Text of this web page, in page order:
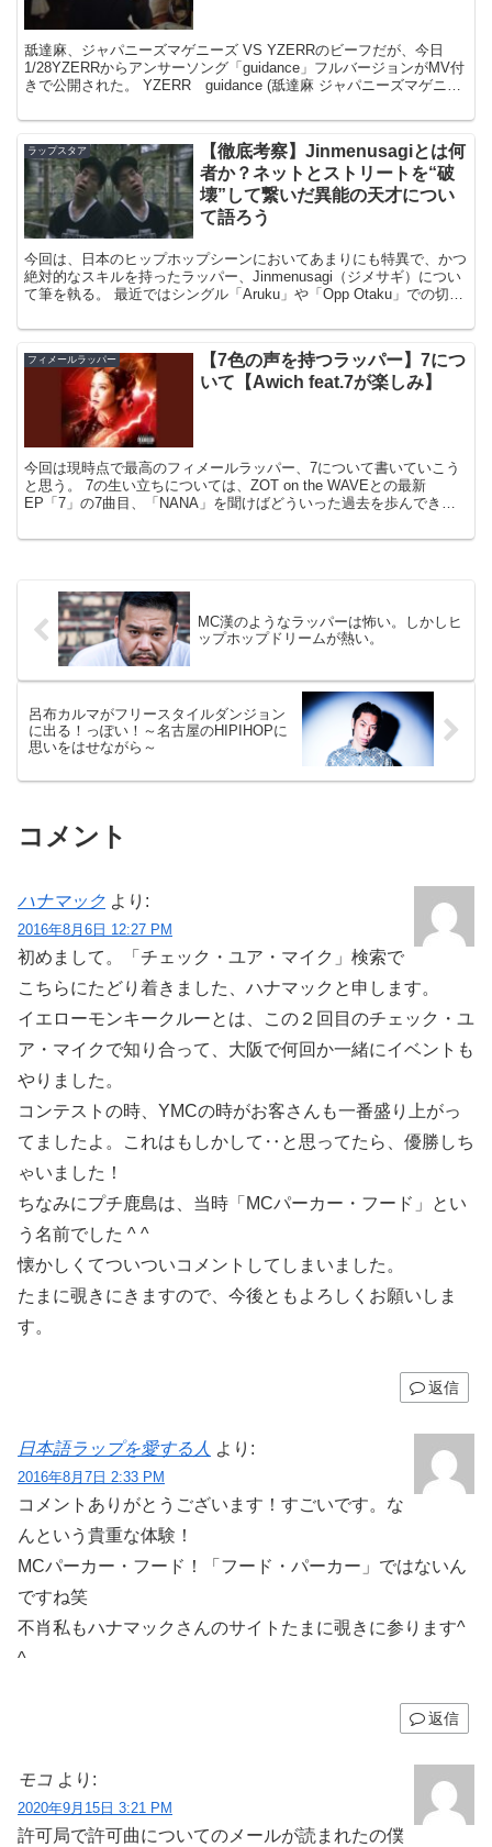
舐達麻、ジャパニーズマゲニーズ VS YZERRのビーフだが、今日
1/28YZERRからアンサーソング「guidance」フルバージョンがMV付
きで公開された。 YZERR guidance (舐達麻 ジャパニーズマゲニー
ラップスタア
【徹底考察】Jinmenusagiとは何
者か？ネットとストリートを“破
壊”して繋いだ異能の天才につい
て語ろう
今回は、日本のヒップホップシーンにおいてあまりにも特異で、かつ
絶対的なスキルを持ったラッパー、Jinmenusagi（ジメサギ）につい
て筆を執る。 最近ではシングル「Aruku」や「Opp Otaku」での切れ
フィメールラッパー
【7色の声を持つラッパー】7につ
いて【Awich feat.7が楽しみ】
今回は現時点で最高のフィメールラッパー、7について書いていこう
と思う。 7の生い立ちについては、ZOT on the WAVEとの最新
EP「7」の7曲目、「NANA」を聞けばどういった過去を歩んできた
MC漢のようなラッパーは怖い。しかしヒ
ップホップドリームが熱い。
呂布カルマがフリースタイルダンジョン
に出る！っぽい！～名古屋のHIPIHOPに
思いをはせながら～
コメント
ハナマック より:
2016年8月6日 12:27 PM
初めまして。「チェック・ユア・マイク」検索で
こちらにたどり着きました、ハナマックと申します。
イエローモンキークルーとは、この２回目のチェック・ユ
ア・マイクで知り合って、大阪で何回か一緒にイベントも
やりました。
コンテストの時、YMCの時がお客さんも一番盛り上がっ
てましたよ。これはもしかして‥と思ってたら、優勝しち
ゃいました！
ちなみにプチ鹿島は、当時「MCパーカー・フード」とい
う名前でした ^ ^
懐かしくてついついコメントしてしまいました。
たまに覗きにきますので、今後ともよろしくお願いしま
す。
返信
日本語ラップを愛する人 より:
2016年8月7日 2:33 PM
コメントありがとうございます！すごいです。な
んという貴重な体験！
MCパーカー・フード！「フード・パーカー」ではないん
ですね笑
不肖私もハナマックさんのサイトたまに覗きに参ります^
^
返信
モコ より:
2020年9月15日 3:21 PM
許可局で許可曲についてのメールが読まれたの僕